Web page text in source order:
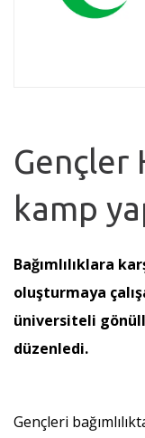
Gençler
kamp
Bağımlılıklara
oluşturmaya
üniversiteli
düzenledi.
Gençleri